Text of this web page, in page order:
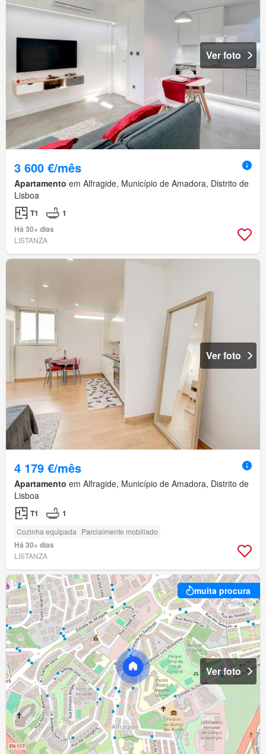
Ver foto
3 600 €/mês
Apartamento em Alfragide, Município de Amadora, Distrito de
Lisboa
T1
1
Há 30+ dias
LISTANZA
Ver foto
4 179 €/mês
Apartamento em Alfragide, Município de Amadora, Distrito de
Lisboa
T1 1
Cozinha equipada Parcialmente mobiliado
Há 30+ dias
LISTANZA
muita procura
Ver foto